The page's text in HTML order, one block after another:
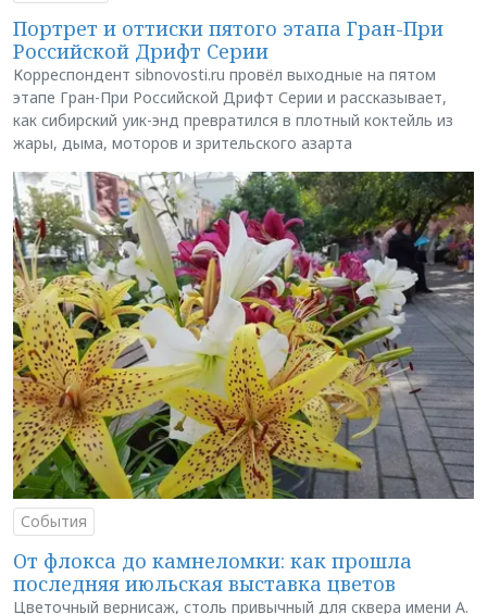
Портрет и оттиски пятого этапа Гран-При
Российской Дрифт Серии
Корреспондент sibnovosti.ru провёл выходные на пятом
этапе Гран-При Российской Дрифт Серии и рассказывает,
как сибирский уик-энд превратился в плотный коктейль из
жары, дыма, моторов и зрительского азарта
События
От флокса до камнеломки: как прошла
последняя июльская выставка цветов
Цветочный вернисаж, столь привычный для сквера имени А.